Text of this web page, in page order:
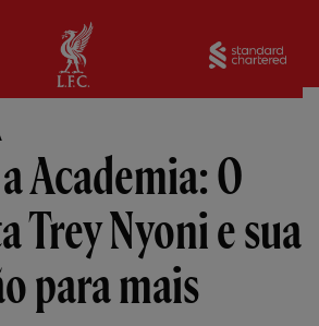
Inicial
Academia: O
Trey Nyoni e sua
para mais